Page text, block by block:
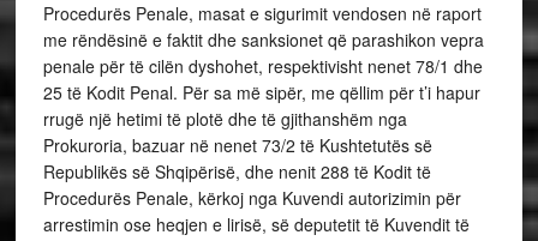
Procedurës Penale, masat e sigurimit vendosen në raport
me rëndësinë e faktit dhe sanksionet që parashikon vepra
penale për të cilën dyshohet, respektivisht nenet 78/1 dhe
25 të Kodit Penal. Për sa më sipër, me qëllim për t’i hapur
rrugë një hetimi të plotë dhe të gjithanshëm nga
Prokuroria, bazuar në nenet 73/2 të Kushtetutës së
Republikës së Shqipërisë, dhe nenit 288 të Kodit të
Procedurës Penale, kërkoj nga Kuvendi autorizimin për
arrestimin ose heqjen e lirisë, së deputetit të Kuvendit të